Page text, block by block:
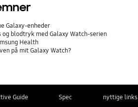
Galaxy-enheder
blodtryk med Galaxy Watch-serien
Health
på mit Galaxy Watch?
Guide Spec nyttige links